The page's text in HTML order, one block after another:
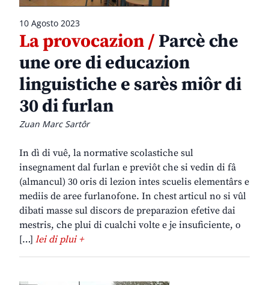
10 Agosto 2023
La provocazion /Parcè che
une ore di educazion
linguistiche e sarès miôr di
30 di furlan
Zuan Marc Sartôr
In dì di vuê, la normative scolastiche sul
insegnament dal furlan e previôt che si vedin di fâ
(almancul) 30 oris di lezion intes scuelis elementârs e
mediis de aree furlanofone. In chest articul no si vûl
dibati masse sul discors de preparazion efetive dai
mestris, che plui di cualchi volte e je insuficiente, o
[…] lei di plui +